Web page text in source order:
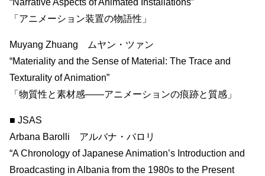
“Narrative Aspects of Animated Installations”
「アニメーション装置の物語性」
Muyang Zhuang ムヤン・ツァン
“Materiality and the Sense of Material: The Trace and
Texturality of Animation”
「物質性と素材感——アニメーションの痕跡と質感」
■ JSAS
Arbana Barolli アルバナ・バロリ
“A Chronology of Japanese Animation’s Introduction and
Broadcasting in Albania from the 1980s to the Present